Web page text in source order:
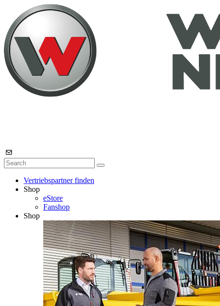
Vertriebspartner finden
Shop
eStore
Fanshop
Shop